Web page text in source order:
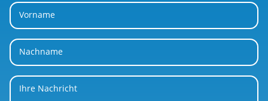
Vorname
Nachname
Ihre Nachricht